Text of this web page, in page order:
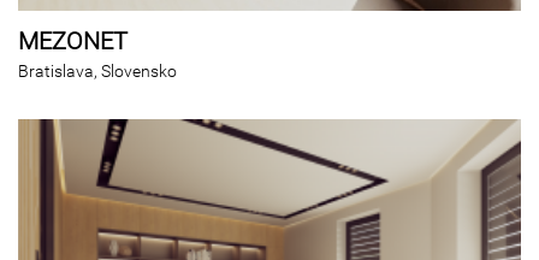
MEZONET
Bratislava, Slovensko